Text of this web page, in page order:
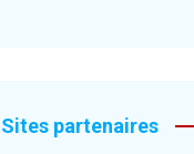
Sites partenaires